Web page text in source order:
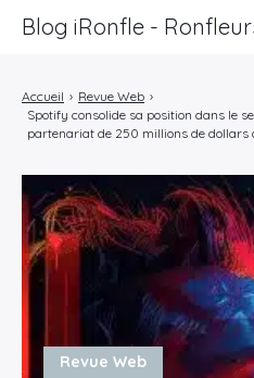
Revue Web
Accueil › Revue Web ›
Spotify consolide sa position dans le
partenariat de 250 millions de dollars
Blog iRonfle -
Revue Web
Informatique
Marketing
Lifestyle